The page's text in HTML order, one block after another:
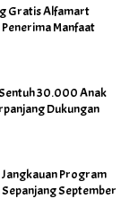
Gratis Alfamart
Manfaat
30.000 Anak
Dukungan
Program
September